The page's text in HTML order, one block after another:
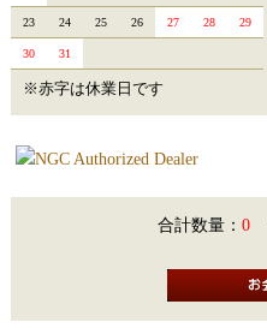
23 24 25 26 27 28 29
30 31
※赤字は休業日です
合計数量： 0